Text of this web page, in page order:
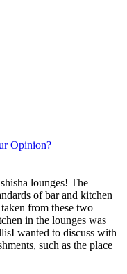
Opinion?
lounges! The
of bar and kitchen
from these two
in the lounges was
wanted to discuss with
such as the place